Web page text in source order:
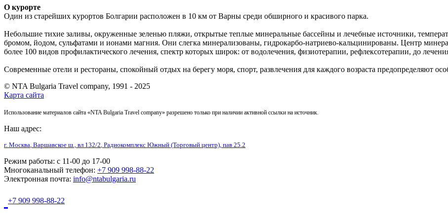
О курорте
Один из старейших курортов Болгарии расположен в 10 км от Варны среди обширного и красивого парка.
Небольшие тихие заливы, окруженные зеленью пляжи, открытые теплые минеральные бассейны и лечебные источники,
бромом, йодом, сульфатами и ионами магния. Они слегка минерализованы, гидрокарбо-натриево-кальцинированы. Центр
более 100 видов профилактического лечения, спектр которых широк: от водолечения, физиотерапии, рефлексотерапии, до
Современные отели и рестораны, спокойный отдых на берегу моря, спорт, развлечения для каждого возраста предопределяют
© NTA Bulgaria Travel company, 1991 - 2025
Карта сайта
Использование материалов сайта «NTA Bulgaria Travel company» разрешено только при наличии активной ссылки на источник.
Наш адрес:
г. Москва Варшавское ш., вл 132/2 , Радиокомплекс Южный (Торговый центр), пав 25.2
Режим работы: с 11-00 до 17-00
Многоканальный телефон: +7 909 998-88-22
Электронная почта: info@ntabulgaria.ru
+7 909 998-88-22